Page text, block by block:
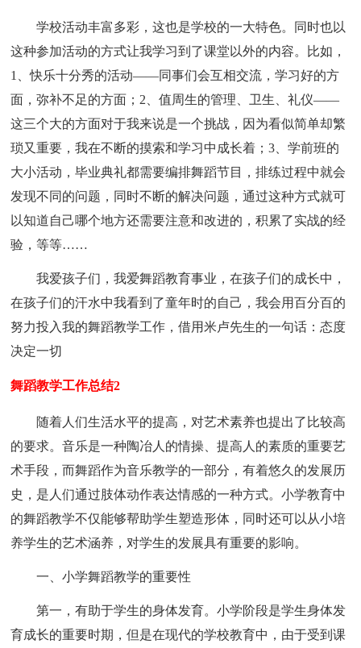
学校活动丰富多彩，这也是学校的一大特色。同时也以
这种参加活动的方式让我学习到了课堂以外的内容。比如，
1、快乐十分秀的活动——同事们会互相交流，学习好的方
面，弥补不足的方面；2、值周生的管理、卫生、礼仪——
这三个大的方面对于我来说是一个挑战，因为看似简单却繁
琐又重要，我在不断的摸索和学习中成长着；3、学前班的
大小活动，毕业典礼都需要编排舞蹈节目，排练过程中就会
发现不同的问题，同时不断的解决问题，通过这种方式就可
以知道自己哪个地方还需要注意和改进的，积累了实战的经
验，等等……
我爱孩子们，我爱舞蹈教育事业，在孩子们的成长中，
在孩子们的汗水中我看到了童年时的自己，我会用百分百的
努力投入我的舞蹈教学工作，借用米卢先生的一句话：态度
决定一切
舞蹈教学工作总结2
随着人们生活水平的提高，对艺术素养也提出了比较高
的要求。音乐是一种陶冶人的情操、提高人的素质的重要艺
术手段，而舞蹈作为音乐教学的一部分，有着悠久的发展历
史，是人们通过肢体动作表达情感的一种方式。小学教育中
的舞蹈教学不仅能够帮助学生塑造形体，同时还可以从小培
养学生的艺术涵养，对学生的发展具有重要的影响。
一、小学舞蹈教学的重要性
第一，有助于学生的身体发育。小学阶段是学生身体发
育成长的重要时期，但是在现代的学校教育中，由于受到课